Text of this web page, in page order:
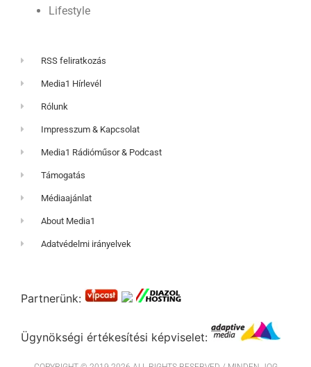
Lifestyle
RSS feliratkozás
Media1 Hírlevél
Rólunk
Impresszum & Kapcsolat
Media1 Rádióműsor & Podcast
Támogatás
Médiaajánlat
About Media1
Adatvédelmi irányelvek
Partnerünk:
Ügynökségi értékesítési képviselet: